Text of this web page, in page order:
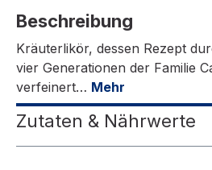
Beschreibung
Kräuterlikör, dessen Rezept
vier Generationen der Familie
verfeinert… Mehr
Zutaten & Nährwerte